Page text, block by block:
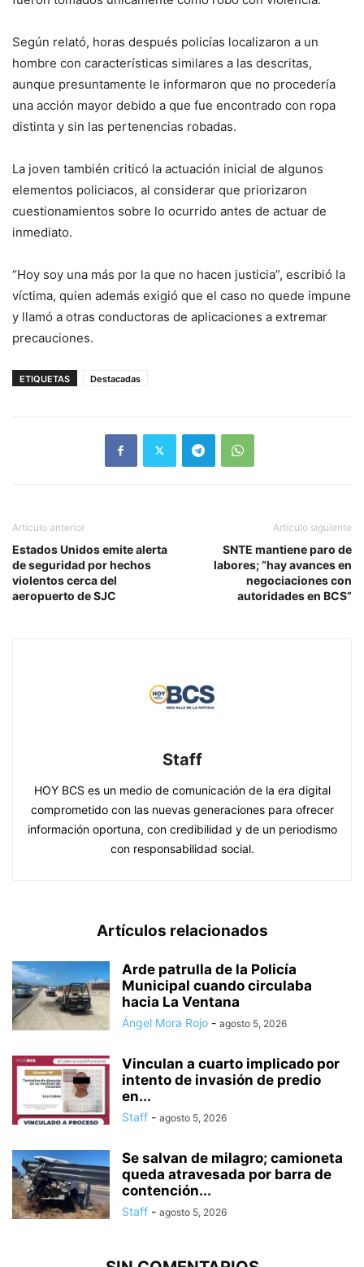
Según relató, horas después policías localizaron a un
hombre con características similares a las descritas,
aunque presuntamente le informaron que no procedería
una acción mayor debido a que fue encontrado con ropa
distinta y sin las pertenencias robadas.
La joven también criticó la actuación inicial de algunos
elementos policiacos, al considerar que priorizaron
cuestionamientos sobre lo ocurrido antes de actuar de
inmediato.
“Hoy soy una más por la que no hacen justicia”, escribió la
víctima, quien además exigió que el caso no quede impune
y llamó a otras conductoras de aplicaciones a extremar
precauciones.
ETIQUETAS Destacadas
Artículo anterior
Estados Unidos emite alerta
de seguridad por hechos
violentos cerca del
aeropuerto de SJC
Artículo siguiente
SNTE mantiene paro de
labores; “hay avances en
negociaciones con
autoridades en BCS”
Staff
HOY BCS es un medio de comunicación de la era digital
comprometido con las nuevas generaciones para ofrecer
información oportuna, con credibilidad y de un periodismo
con responsabilidad social.
Artículos relacionados
Arde patrulla de la Policía
Municipal cuando circulaba
hacia La Ventana
Ángel Mora Rojo - agosto 5, 2026
Vinculan a cuarto implicado por
intento de invasión de predio
en...
Staff - agosto 5, 2026
Se salvan de milagro; camioneta
queda atravesada por barra de
contención...
Staff - agosto 5, 2026